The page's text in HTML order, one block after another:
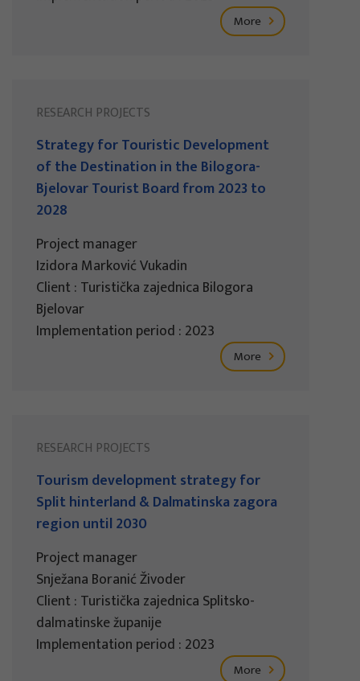
More
RESEARCH PROJECTS
Strategy for Touristic Development
of the Destination in the Bilogora-
Bjelovar Tourist Board from 2023 to
2028
Project manager
Izidora Marković Vukadin
Client : Turistička zajednica Bilogora
Bjelovar
Implementation period : 2023
More
RESEARCH PROJECTS
Tourism development strategy for
Split hinterland & Dalmatinska zagora
region until 2030
Project manager
Snježana Boranić Živoder
Client : Turistička zajednica Splitsko-
dalmatinske županije
Implementation period : 2023
More